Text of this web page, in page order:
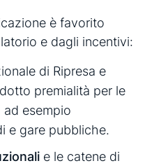
è favorito
e dagli incentivi:
di Ripresa e
premialità per le
esempio
e gare pubbliche.
e le catene di